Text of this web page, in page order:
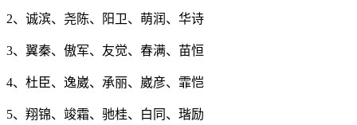
2、诚滨、尧陈、阳卫、萌润、华诗
3、翼秦、傲军、友觉、春满、苗恒
4、杜臣、逸崴、承丽、崴彦、霏恺
5、翔锦、竣霜、驰桂、白同、瑎励